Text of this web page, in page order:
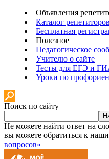
Объявления
Каталог репетиторов
Бесплатная
Полезное
Педагогическое
Учителю о сайте
Тесты для ЕГЭ и
Уроки по
Поиск по сайту
Не можете найти ответ на
вы можете обратиться к
вопросов»